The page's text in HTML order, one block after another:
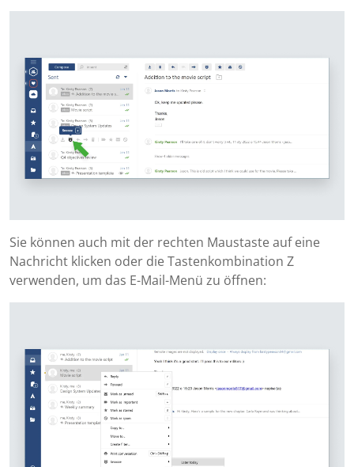
Sie können auch mit der rechten Maustaste auf eine
Nachricht klicken oder die Tastenkombination Z
verwenden, um das E-Mail-Menü zu öffnen: